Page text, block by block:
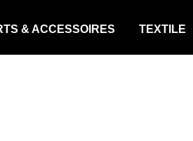
& ACCESSOIRES TEXTILE